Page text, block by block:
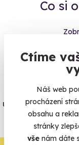
Ctíme
Náš web
procházení
obsahu a
stránky
vše nám dáte
Co si
Vše
Jeden nikdy
úrazové pojištění
Vše o